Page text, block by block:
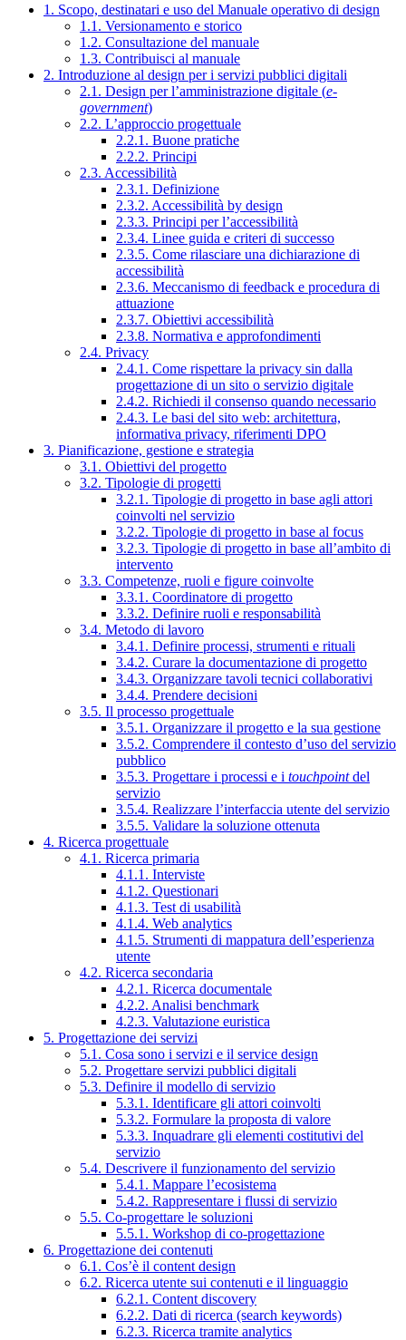
1. Scopo, destinatari e uso del Manuale operativo di design
1.1. Versionamento e storico
1.2. Consultazione del manuale
1.3. Contribuisci al manuale
2. Introduzione al design per i servizi pubblici digitali
2.1. Design per l’amministrazione digitale (e-
government)
2.2. L’approccio progettuale
2.2.1. Buone pratiche
2.2.2. Principi
2.3. Accessibilità
2.3.1. Definizione
2.3.2. Accessibilità by design
2.3.3. Principi per l’accessibilità
2.3.4. Linee guida e criteri di successo
2.3.5. Come rilasciare una dichiarazione di
accessibilità
2.3.6. Meccanismo di feedback e procedura di
attuazione
2.3.7. Obiettivi accessibilità
2.3.8. Normativa e approfondimenti
2.4. Privacy
2.4.1. Come rispettare la privacy sin dalla
progettazione di un sito o servizio digitale
2.4.2. Richiedi il consenso quando necessario
2.4.3. Le basi del sito web: architettura,
informativa privacy, riferimenti DPO
3. Pianificazione, gestione e strategia
3.1. Obiettivi del progetto
3.2. Tipologie di progetti
3.2.1. Tipologie di progetto in base agli attori
coinvolti nel servizio
3.2.2. Tipologie di progetto in base al focus
3.2.3. Tipologie di progetto in base all’ambito di
intervento
3.3. Competenze, ruoli e figure coinvolte
3.3.1. Coordinatore di progetto
3.3.2. Definire ruoli e responsabilità
3.4. Metodo di lavoro
3.4.1. Definire processi, strumenti e rituali
3.4.2. Curare la documentazione di progetto
3.4.3. Organizzare tavoli tecnici collaborativi
3.4.4. Prendere decisioni
3.5. Il processo progettuale
3.5.1. Organizzare il progetto e la sua gestione
3.5.2. Comprendere il contesto d’uso del servizio
pubblico
3.5.3. Progettare i processi e i touchpointdel
servizio
3.5.4. Realizzare l’interfaccia utente del servizio
3.5.5. Validare la soluzione ottenuta
4. Ricerca progettuale
4.1. Ricerca primaria
4.1.1. Interviste
4.1.2. Questionari
4.1.3. Test di usabilità
4.1.4. Web analytics
4.1.5. Strumenti di mappatura dell’esperienza
utente
4.2. Ricerca secondaria
4.2.1. Ricerca documentale
4.2.2. Analisi benchmark
4.2.3. Valutazione euristica
5. Progettazione dei servizi
5.1. Cosa sono i servizi e il service design
5.2. Progettare servizi pubblici digitali
5.3. Definire il modello di servizio
5.3.1. Identificare gli attori coinvolti
5.3.2. Formulare la proposta di valore
5.3.3. Inquadrare gli elementi costitutivi del
servizio
5.4. Descrivere il funzionamento del servizio
5.4.1. Mappare l’ecosistema
5.4.2. Rappresentare i flussi di servizio
5.5. Co-progettare le soluzioni
5.5.1. Workshop di co-progettazione
6. Progettazione dei contenuti
6.1. Cos’è il content design
6.2. Ricerca utente sui contenuti e il linguaggio
6.2.1. Content discovery
6.2.2. Dati di ricerca (search keywords)
6.2.3. Ricerca tramite analytics